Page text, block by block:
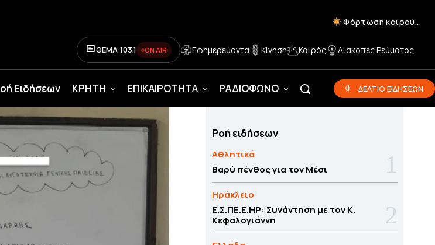
Φόρτωση καιρού...
ΘΕΜΑ 103.1 ON AIR Εφημερεύοντα Κίνηση Καιρός Διακοπές Ρεύματος
Ειδήσεων ΚΡΗΤΗ ΕΠΙΚΑΙΡΟΤΗΤΑ ΡΑΔΙΟΦΩΝΟ ΔΕΛΤΙΟ ΕΙΔΗΣΕΩΝ
Ροή ειδήσεων
Αθλητικά
Βαρύ πένθος για τον Μέσι
Ηράκλειο
Ε.Σ.ΠΕ.Ε.ΗΡ: Συνάντηση με τον Κ.
Κεφαλογιάννη